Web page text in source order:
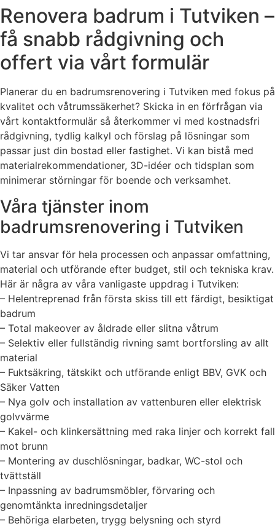
Renovera badrum i Tutviken –
få snabb rådgivning och
offert via vårt formulär
Planerar du en badrumsrenovering i Tutviken med fokus på
kvalitet och våtrumssäkerhet? Skicka in en förfrågan via
vårt kontaktformulär så återkommer vi med kostnadsfri
rådgivning, tydlig kalkyl och förslag på lösningar som
passar just din bostad eller fastighet. Vi kan bistå med
materialrekommendationer, 3D-idéer och tidsplan som
minimerar störningar för boende och verksamhet.
Våra tjänster inom
badrumsrenovering i Tutviken
Vi tar ansvar för hela processen och anpassar omfattning,
material och utförande efter budget, stil och tekniska krav.
Här är några av våra vanligaste uppdrag i Tutviken:
– Helentreprenad från första skiss till ett färdigt, besiktigat
badrum
– Total makeover av åldrade eller slitna våtrum
– Selektiv eller fullständig rivning samt bortforsling av allt
material
– Fuktsäkring, tätskikt och utförande enligt BBV, GVK och
Säker Vatten
– Nya golv och installation av vattenburen eller elektrisk
golvvärme
– Kakel- och klinkersättning med raka linjer och korrekt fall
mot brunn
– Montering av duschlösningar, badkar, WC-stol och
tvättställ
– Inpassning av badrumsmöbler, förvaring och
genomtänkta inredningsdetaljer
– Behöriga elarbeten, trygg belysning och styrd